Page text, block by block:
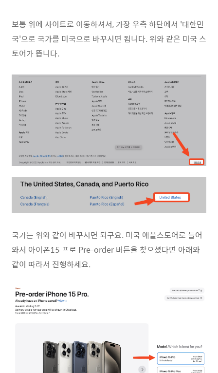
보통 위에 사이트로 이동하셔서, 가장 우측 하단에서 '대한민
국'으로 국가를 미국으로 바꾸시면 됩니다. 위와 같은 미국 스
토어가 뜹니다.
국가는 위와 같이 바꾸시면 되구요. 미국 애플스토어로 들어
와서 아이폰15 프로 Pre-order 버튼을 찾으셨다면 아래와
같이 따라서 진행하세요.